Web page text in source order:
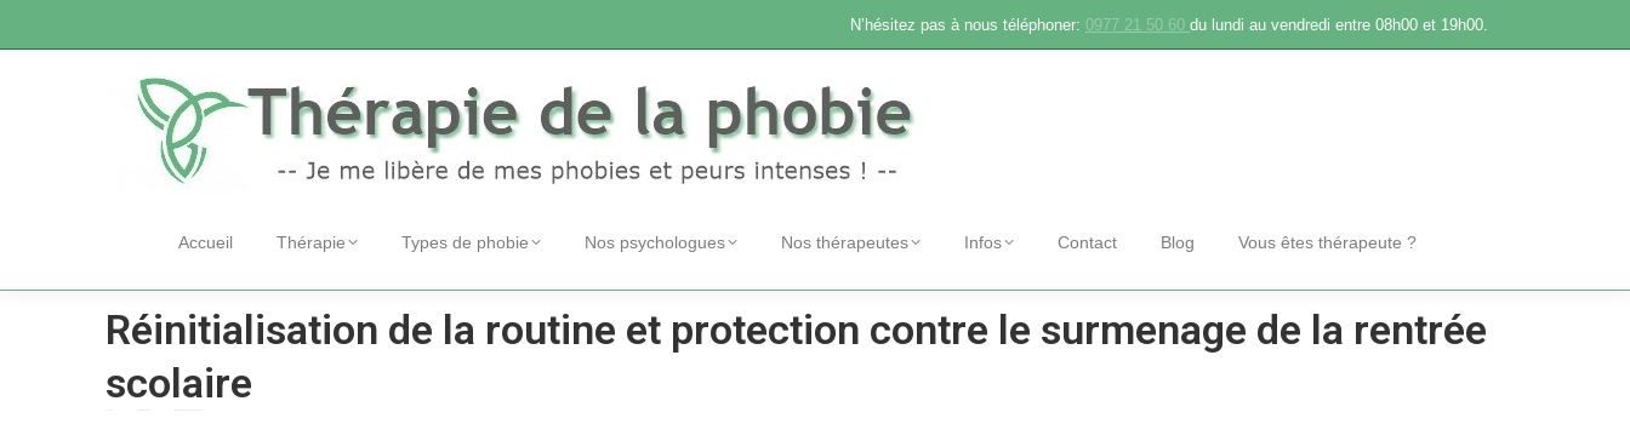
N’hésitez pas à nous téléphoner: 0977 21 50 60 du lundi au vendredi entre 08h00 et 19h00.
Accueil Thérapie Types de phobie Nos psychologues Nos thérapeutes Infos Contact Blog Vous êtes thérapeute ?
Réinitialisation de la routine et protection contre le surmenage de la rentrée
scolaire